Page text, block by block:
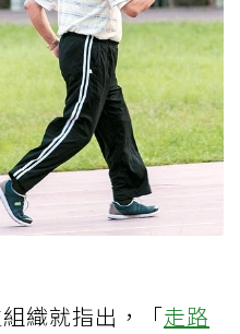
織就指出，「走路